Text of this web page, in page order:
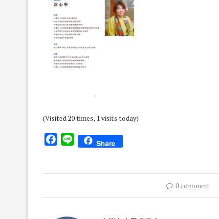
(Visited 20 times, 1 visits today)
Facebook
Line Share
0 comment